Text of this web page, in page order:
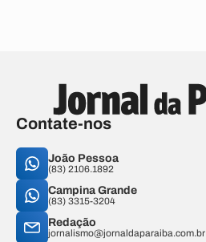
Contate-nos
João Pessoa
(83) 2106.1892
Campina Grande
(83) 3315-3204
Redação
jornalismo@jornaldaparaiba.com.br